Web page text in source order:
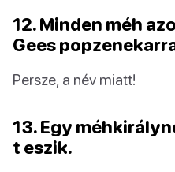
12. Minden méh
Gees
Persze, a név miatt!
13. Egy
t eszik.